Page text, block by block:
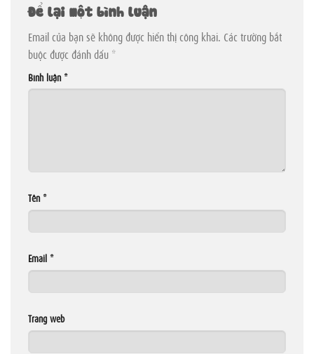
Để lại một bình luận
Email của bạn sẽ không được hiển thị công khai. Các trường bắt
buộc được đánh dấu *
Bình luận *
Tên *
Email *
Trang web